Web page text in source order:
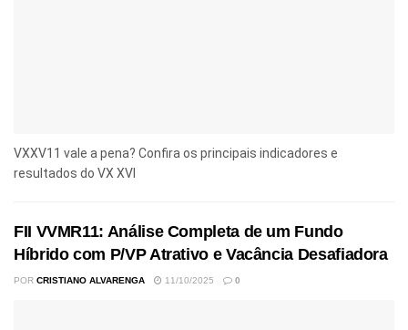
VXXV11 vale a pena? Confira os principais indicadores e
resultados do VX XVI
FII VVMR11: Análise Completa de um Fundo
Híbrido com P/VP Atrativo e Vacância Desafiadora
POR CRISTIANO ALVARENGA 11/10/2025 0